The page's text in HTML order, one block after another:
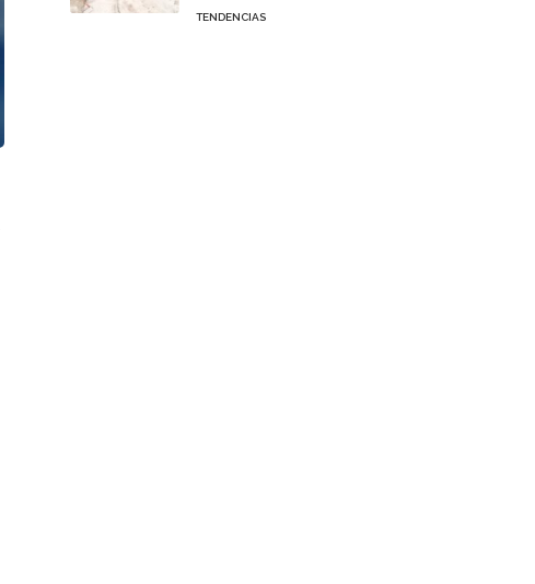
TENDENCIAS